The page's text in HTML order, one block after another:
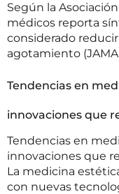
Según la
médicos reporta
considerado
agotamiento
Tendencias en
innovaciones que
Tendencias en
innovaciones que
La medicina
con nuevas